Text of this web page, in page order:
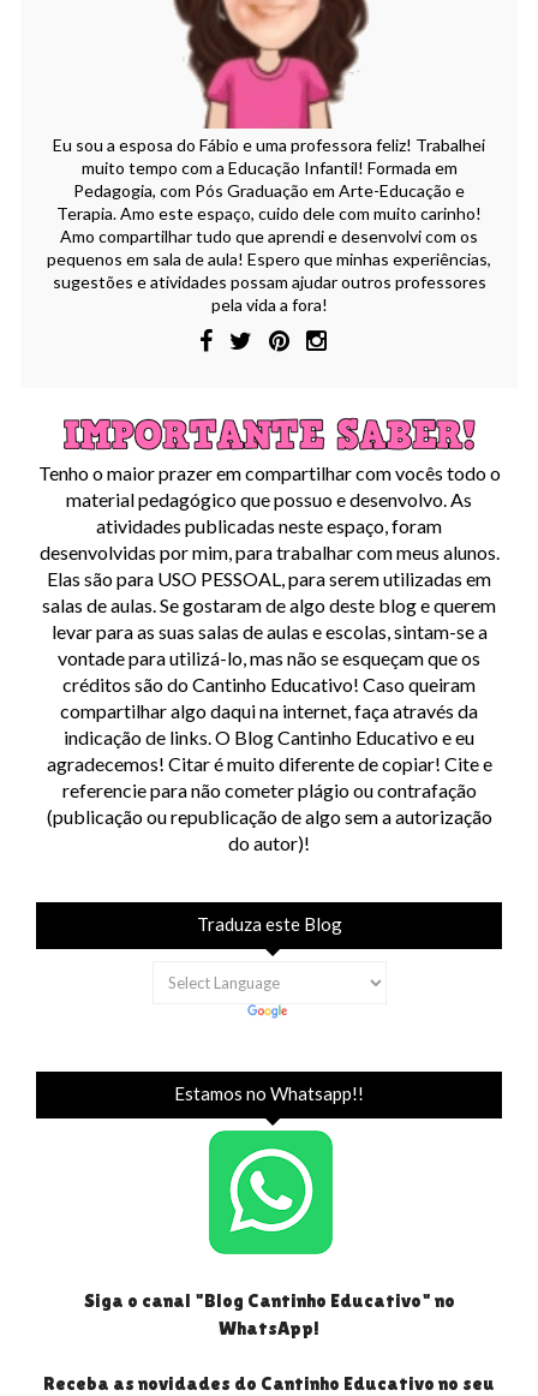
Eu sou a esposa do Fábio e uma professora feliz! Trabalhei
muito tempo com a Educação Infantil! Formada em
Pedagogia, com Pós Graduação em Arte-Educação e
Terapia. Amo este espaço, cuido dele com muito carinho!
Amo compartilhar tudo que aprendi e desenvolvi com os
pequenos em sala de aula! Espero que minhas experiências,
sugestões e atividades possam ajudar outros professores
pela vida a fora!
Tenho o maior prazer em compartilhar com vocês todo o
material pedagógico que possuo e desenvolvo. As
atividades publicadas neste espaço, foram
desenvolvidas por mim, para trabalhar com meus alunos.
Elas são para USO PESSOAL, para serem utilizadas em
salas de aulas. Se gostaram de algo deste blog e querem
levar para as suas salas de aulas e escolas, sintam-se a
vontade para utilizá-lo, mas não se esqueçam que os
créditos são do Cantinho Educativo! Caso queiram
compartilhar algo daqui na internet, faça através da
indicação de links. O Blog Cantinho Educativo e eu
agradecemos! Citar é muito diferente de copiar! Cite e
referencie para não cometer plágio ou contrafação
(publicação ou republicação de algo sem a autorização
do autor)!
Traduza este Blog
Estamos no Whatsapp!!
Siga o canal "Blog Cantinho Educativo" no
WhatsApp!
Receba as novidades do Cantinho Educativo no seu